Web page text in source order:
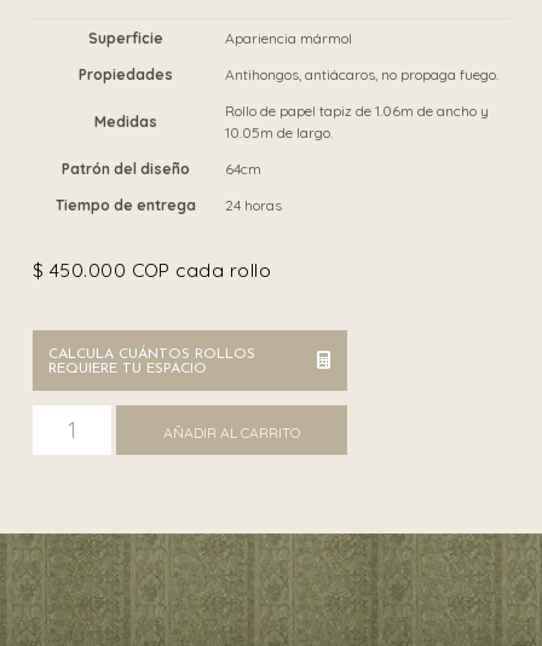
Superficie
Apariencia mármol
Propiedades
Antihongos, antiácaros, no propaga fuego.
Medidas
Rollo de papel tapiz de 1.06m de ancho y
10.05m de largo.
Patrón del diseño
64cm
Tiempo de entrega
24 horas
$ 450.000 COP cada rollo
CALCULA CUÁNTOS ROLLOS
REQUIERE TU ESPACIO
AÑADIR AL CARRITO